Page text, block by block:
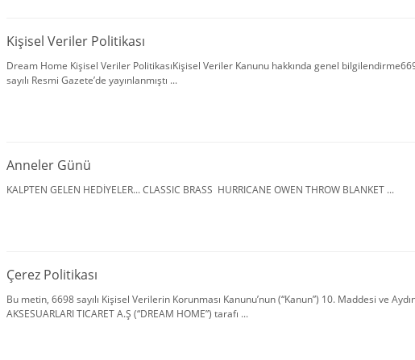
Kişisel Veriler Politikası
Dream Home Kişisel Veriler PolitikasıKişisel Veriler Kanunu hakkında genel
sayılı Resmi Gazete’de yayınlanmıştı ...
Anneler Günü
KALPTEN GELEN HEDİYELER... CLASSIC BRASS HURRICANE OWEN THROW BLANKET ...
Çerez Politikası
Bu metin, 6698 sayılı Kişisel Verilerin Korunması Kanunu’nun (“Kanun”) 10. Maddesi ve
AKSESUARLARI TICARET A.Ş (“DREAM HOME”) tarafı ...